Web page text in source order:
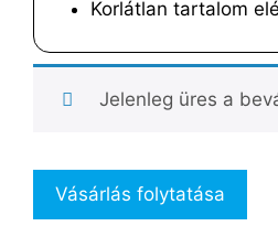
Korlátlan tartalom
Jelenleg üres a
Vásárlás folytatása